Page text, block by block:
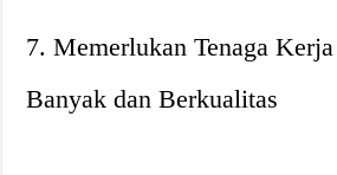
7. Memerlukan Tenaga
Banyak dan Berkualitas